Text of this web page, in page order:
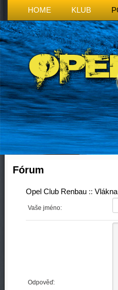
HOME KLUB
Fórum
Opel Club Renbau :: Vlákna
Vaše jméno:
Odpověď: